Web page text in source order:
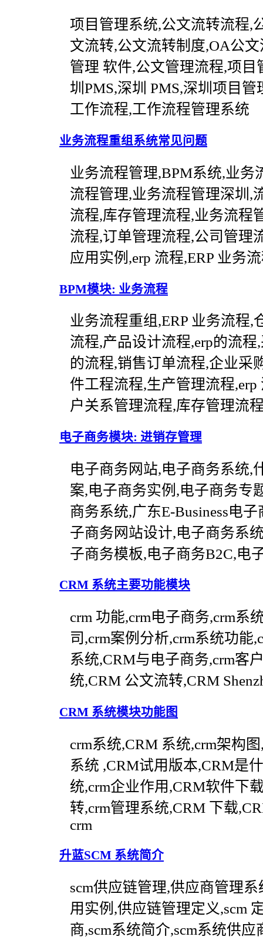
项目管理系统,公文流转流程,
文流转,公文流转制度,OA公
管理 软件,公文管理流程,项目
圳PMS,深圳 PMS,深圳项目
工作流程,工作流程管理系统
业务流程重组系统常见问题
业务流程管理,BPM系统,业
流程管理,业务流程管理深圳,
流程,库存管理流程,业务流程
流程,订单管理流程,公司管理
应用实例,erp 流程,ERP 业务
BPM模块: 业务流程
业务流程重组,ERP 业务流程
流程,产品设计流程,erp的流
的流程,销售订单流程,企业采
件工程流程,生产管理流程
户关系管理流程,库存管理流
电子商务模块: 进销存管理
电子商务网站,电子商务系统,
案,电子商务实例,电子商务专
商务系统,广东E-Business电
子商务网站设计,电子商务系
子商务模板,电子商务B2C,电
CRM 系统主要功能模块
crm 功能,crm电子商务,crm系
司,crm案例分析,crm系统功能
系统,CRM与电子商务,crm客
统,CRM 公文流转,CRM
CRM 系统模块功能图
crm系统,CRM 系统,crm架构
系统 ,CRM试用版本,CRM是
统,crm企业作用,CRM软件下
转,crm管理系统,CRM 下载
crm
升蓝SCM 系统简介
scm供应链管理,供应商管理
用实例,供应链管理定义,scm
商,scm系统简介,scm系统供